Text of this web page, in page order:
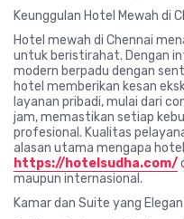
Keunggulan Hotel Mewah di
Hotel mewah di Chennai
untuk beristirahat. Dengan
modern berpadu dengan
hotel memberikan kesan
layanan pribadi, mulai dari
jam, memastikan setiap
profesional. Kualitas
alasan utama mengapa
https://hotelsudha.com/
maupun internasional.
Kamar dan Suite yang Elegan